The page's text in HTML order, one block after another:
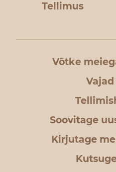
Tellimus
Võtke
Vajad
Soovitage
Kirjutage